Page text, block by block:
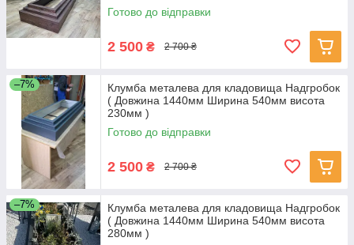
Готово до відправки
2 500 ₴ 2 700 ₴
–7%
Клумба металева для кладовища Надгробок
( Довжина 1440мм Ширина 540мм висота
230мм )
Готово до відправки
2 500 ₴ 2 700 ₴
–7%
Клумба металева для кладовища Надгробок
( Довжина 1440мм Ширина 540мм висота
280мм )